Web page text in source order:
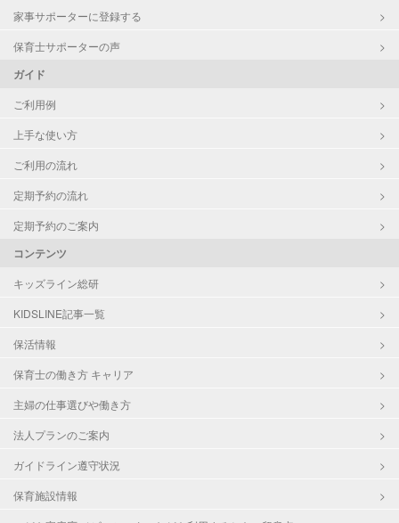
家事サポーターに登録する
保育士サポーターの声
ガイド
ご利用例
上手な使い方
ご利用の流れ
定期予約の流れ
定期予約のご案内
コンテンツ
キッズライン総研
KIDSLINE記事一覧
保活情報
保育士の働き方 キャリア
主婦の仕事選びや働き方
法人プランのご案内
ガイドライン遵守状況
保育施設情報